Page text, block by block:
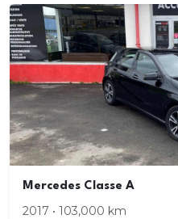
Mercedes Classe A
2017 • 103,000 km